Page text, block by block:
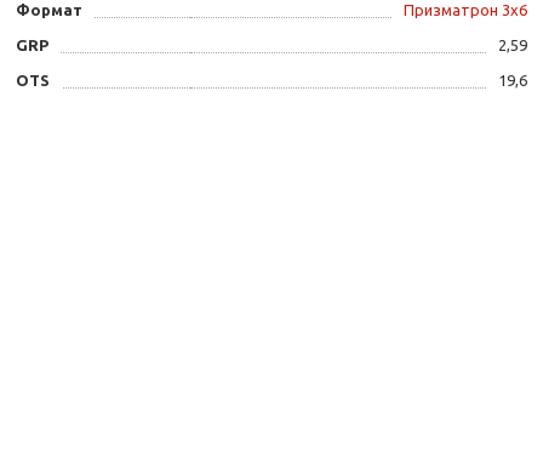
Формат Призматрон 3х6
GRP 2,59
OTS 19,6